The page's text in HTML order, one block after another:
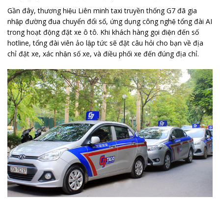
Gần đây, thương hiệu Liên minh taxi truyền thống G7 đã gia
nhập đường đua chuyển đổi số, ứng dụng công nghệ tổng đài AI
trong hoạt động đặt xe ô tô. Khi khách hàng gọi điện đến số
hotline, tổng đài viên ảo lập tức sẽ đặt câu hỏi cho bạn về địa
chỉ đặt xe, xác nhận số xe, và điều phối xe đến đúng địa chỉ.